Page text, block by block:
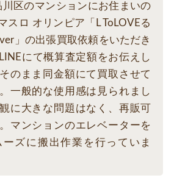
区のマンションにお住まいの
スロ オリンピア「L ToLOVEる
」の出張買取依頼をいただき
にて概算査定額をお伝えし
のまま同金額にて買取させて
一般的な使用感は見られまし
に大きな問題はなく、再販可
マンションのエレベーターを
ズに搬出作業を行っていま